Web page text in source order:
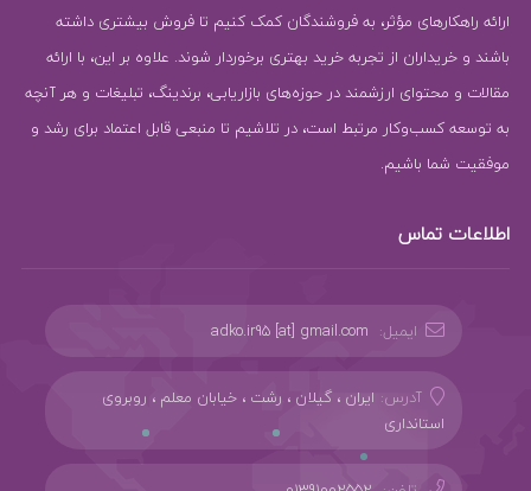
ارائه راهکارهای مؤثر، به فروشندگان کمک کنیم تا فروش بیشتری داشته
باشند و خریداران از تجربه خرید بهتری برخوردار شوند. علاوه بر این، با ارائه
مقالات و محتوای ارزشمند در حوزه‌های بازاریابی، برندینگ، تبلیغات و هر آنچه
به توسعه کسب‌وکار مرتبط است، در تلاشیم تا منبعی قابل اعتماد برای رشد و
موفقیت شما باشیم.
اطلاعات تماس
ایمیل: adko.ir95 [at] gmail.com
آدرس: ایران ، گیلان ، رشت ، خیابان معلم ، روبروی
استانداری